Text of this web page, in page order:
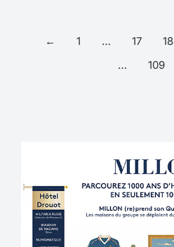
← 1 … 17 18
…
109